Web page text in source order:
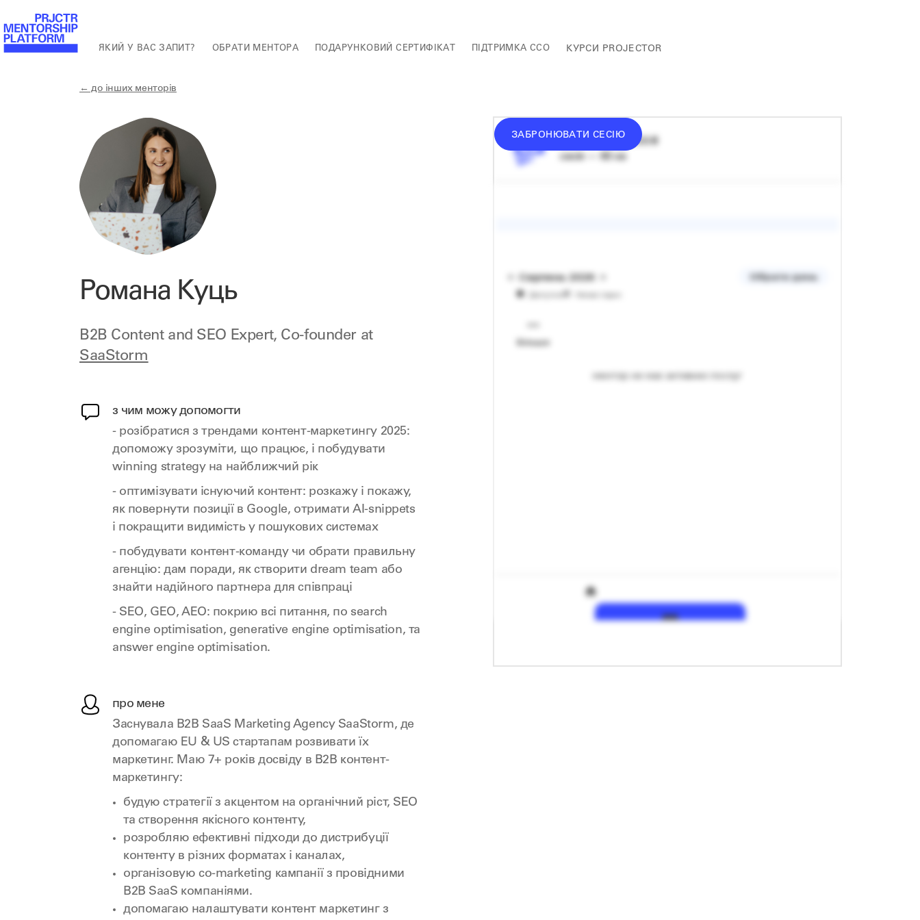
ЯКИЙ У ВАС ЗАПИТ? ОБРАТИ МЕНТОРА ПОДАРУНКОВИЙ СЕРТИФІКАТ ПІДТРИМКА ССО КУРСИ PROJECTOR
← до інших менторів
Романа Куць
B2B Content and SEO Expert, Co-founder at
SaaStorm
з чим можу допомогти
- розібратися з трендами контент-маркетингу 2025:
допоможу зрозуміти, що працює, і побудувати
winning strategy на найближчий рік
- оптимізувати існуючий контент: розкажу і покажу,
як повернути позиції в Google, отримати AI-snippets
і покращити видимість у пошукових системах
- побудувати контент-команду чи обрати правильну
агенцію: дам поради, як створити dream team або
знайти надійного партнера для співпраці
- SEO, GEO, AEO: покрию всі питання, по search
engine optimisation, generative engine optimisation, та
answer engine optimisation.
про мене
Заснувала B2B SaaS Marketing Agency SaaStorm, де
допомагаю EU & US стартапам розвивати їх
маркетинг. Маю 7+ років досвіду в B2B контент-
маркетингу:
будую стратегії з акцентом на органічний ріст, SEO
та створення якісного контенту,
розробляю ефективні підходи до дистрибуції
контенту в різних форматах і каналах,
організовую co-marketing кампанії з провідними
B2B SaaS компаніями.
допомагаю налаштувати контент маркетинг з
ЗАБРОНЮВАТИ СЕСІЮ
3000
₴
сесія — 60 хв